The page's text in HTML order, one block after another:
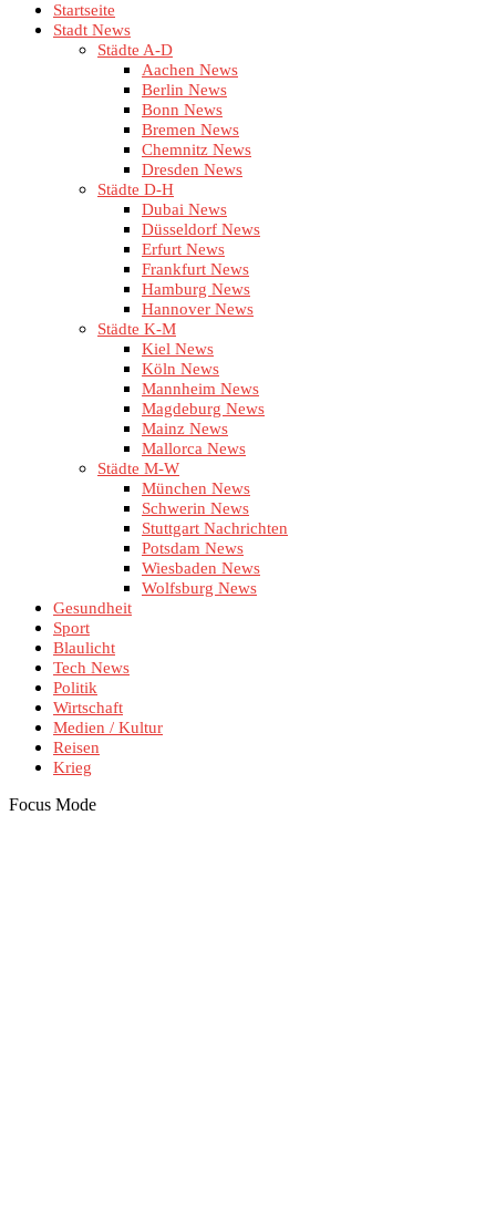
Startseite
Stadt News
Städte A-D
Aachen News
Berlin News
Bonn News
Bremen News
Chemnitz News
Dresden News
Städte D-H
Dubai News
Düsseldorf News
Erfurt News
Frankfurt News
Hamburg News
Hannover News
Städte K-M
Kiel News
Köln News
Mannheim News
Magdeburg News
Mainz News
Mallorca News
Städte M-W
München News
Schwerin News
Stuttgart Nachrichten
Potsdam News
Wiesbaden News
Wolfsburg News
Gesundheit
Sport
Blaulicht
Tech News
Politik
Wirtschaft
Medien / Kultur
Reisen
Krieg
Focus Mode